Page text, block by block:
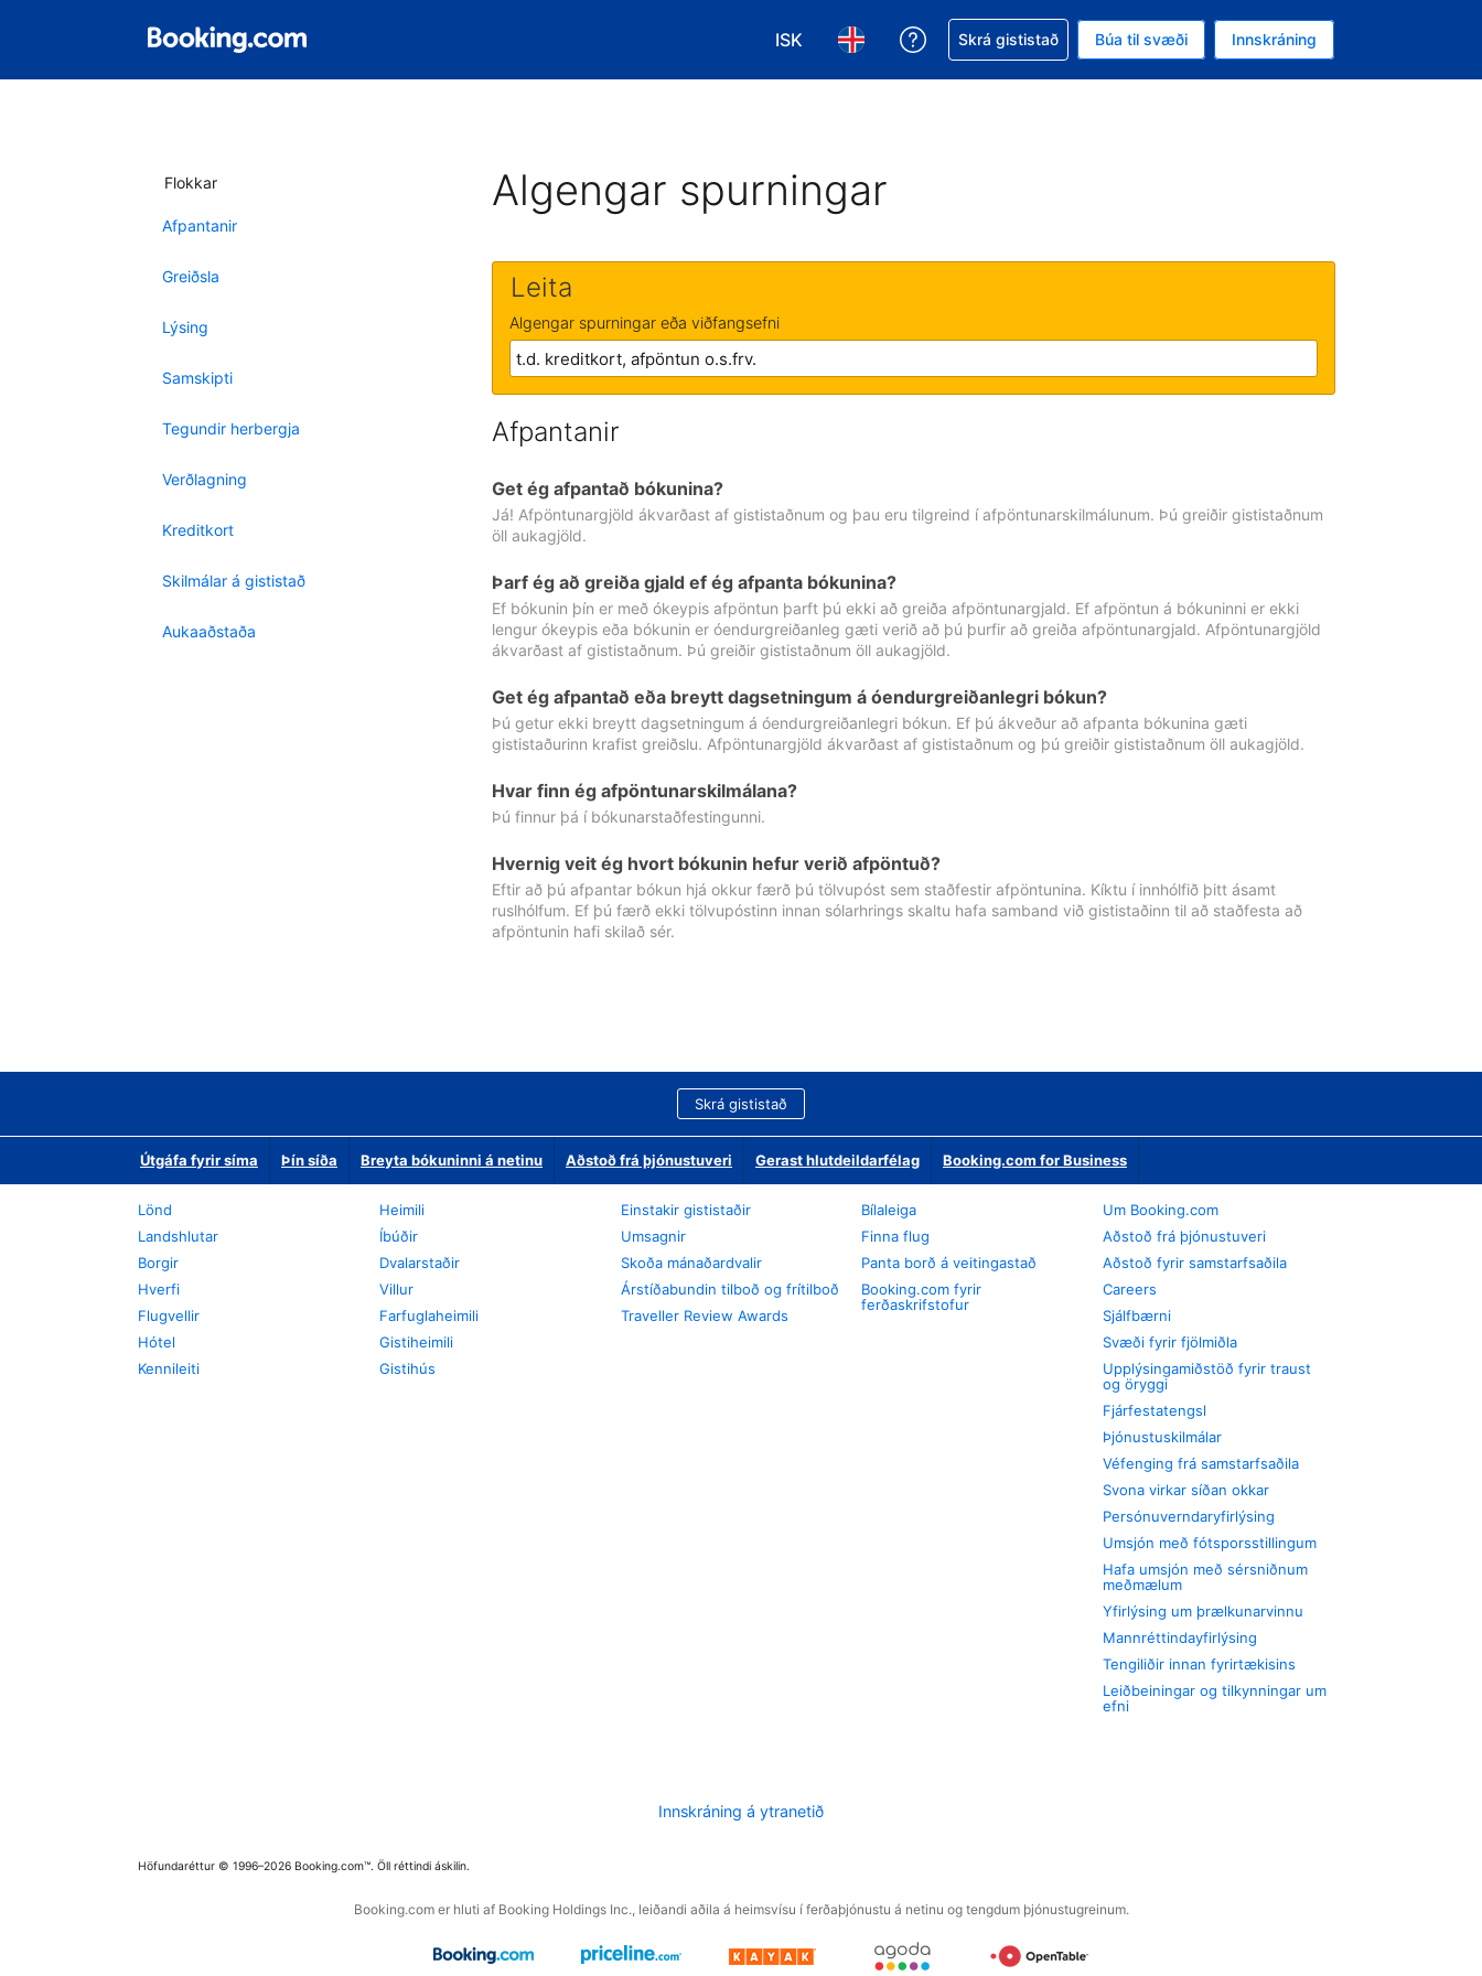
ISK
Veldu gjaldmiðil. Í augnablikinu er gjaldmiðillinn Íslensk króna
Veldu þitt tungumál. Í augnablikinu er tungumál þitt Íslensku
Fá aðstoð við bókunina
Skrá gististað Búa til svæði Innskráning
Flokkar
Afpantanir
Greiðsla
Lýsing
Samskipti
Tegundir herbergja
Verðlagning
Kreditkort
Skilmálar á gististað
Aukaaðstaða
Algengar spurningar
Leita
Algengar spurningar eða viðfangsefni
Afpantanir
Get ég afpantað bókunina?
Já! Afpöntunargjöld ákvarðast af gististaðnum og þau eru tilgreind í afpöntunarskilmálunum. Þú greiðir gististaðnum
öll aukagjöld.
Þarf ég að greiða gjald ef ég afpanta bókunina?
Ef bókunin þín er með ókeypis afpöntun þarft þú ekki að greiða afpöntunargjald. Ef afpöntun á bókuninni er ekki
lengur ókeypis eða bókunin er óendurgreiðanleg gæti verið að þú þurfir að greiða afpöntunargjald. Afpöntunargjöld
ákvarðast af gististaðnum. Þú greiðir gististaðnum öll aukagjöld.
Get ég afpantað eða breytt dagsetningum á óendurgreiðanlegri bókun?
Þú getur ekki breytt dagsetningum á óendurgreiðanlegri bókun. Ef þú ákveður að afpanta bókunina gæti
gististaðurinn krafist greiðslu. Afpöntunargjöld ákvarðast af gististaðnum og þú greiðir gististaðnum öll aukagjöld.
Hvar finn ég afpöntunarskilmálana?
Þú finnur þá í bókunarstaðfestingunni.
Hvernig veit ég hvort bókunin hefur verið afpöntuð?
Eftir að þú afpantar bókun hjá okkur færð þú tölvupóst sem staðfestir afpöntunina. Kíktu í innhólfið þitt ásamt
ruslhólfum. Ef þú færð ekki tölvupóstinn innan sólarhrings skaltu hafa samband við gististaðinn til að staðfesta að
afpöntunin hafi skilað sér.
Skrá gististað
Útgáfa fyrir síma Þín síða Breyta bókuninni á netinu Aðstoð frá þjónustuveri Gerast hlutdeildarfélag Booking.com for Business
Lönd
Landshlutar
Borgir
Hverfi
Flugvellir
Hótel
Kennileiti
Heimili
Íbúðir
Dvalarstaðir
Villur
Farfuglaheimili
Gistiheimili
Gistihús
Einstakir gististaðir
Umsagnir
Skoða mánaðardvalir
Árstíðabundin tilboð og frítilboð
Traveller Review Awards
Bílaleiga
Finna flug
Panta borð á veitingastað
Booking.com fyrir
ferðaskrifstofur
Um Booking.com
Aðstoð frá þjónustuveri
Aðstoð fyrir samstarfsaðila
Careers
Sjálfbærni
Svæði fyrir fjölmiðla
Upplýsingamiðstöð fyrir traust
og öryggi
Fjárfestatengsl
Þjónustuskilmálar
Véfenging frá samstarfsaðila
Svona virkar síðan okkar
Persónuverndaryfirlýsing
Umsjón með fótsporsstillingum
Hafa umsjón með sérsniðnum
meðmælum
Yfirlýsing um þrælkunarvinnu
Mannréttindayfirlýsing
Tengiliðir innan fyrirtækisins
Leiðbeiningar og tilkynningar um
efni
Innskráning á ytranetið
Höfundaréttur © 1996–2026 Booking.com™. Öll réttindi áskilin.
Booking.com er hluti af Booking Holdings Inc., leiðandi aðila á heimsvísu í ferðaþjónustu á netinu og tengdum þjónustugreinum.